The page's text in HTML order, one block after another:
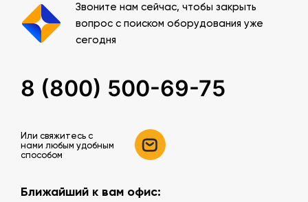
Звоните нам сейчас, чтобы закрыть
вопрос с поиском оборудования уже
сегодня
8 (800) 500-69-75
Или свяжитесь c
нами любым удобным
способом
Ближайший к вам офис: